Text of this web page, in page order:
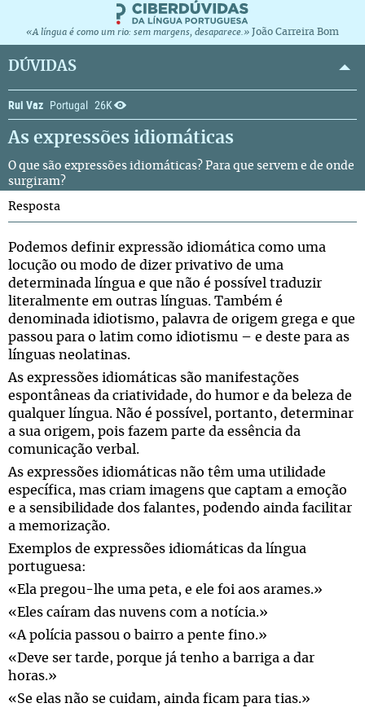
«A língua é como um rio: sem margens, desaparece.» João Carreira Bom
DÚVIDAS
Rui Vaz Portugal 26K
As expressões idiomáticas
O que são expressões idiomáticas? Para que servem e de onde
surgiram?
Resposta
Podemos definir expressão idiomática como uma
locução ou modo de dizer privativo de uma
determinada língua e que não é possível traduzir
literalmente em outras línguas. Também é
denominada idiotismo, palavra de origem grega e que
passou para o latim como idiotismu – e deste para as
línguas neolatinas.
As expressões idiomáticas são manifestações
espontâneas da criatividade, do humor e da beleza de
qualquer língua. Não é possível, portanto, determinar
a sua origem, pois fazem parte da essência da
comunicação verbal.
As expressões idiomáticas não têm uma utilidade
específica, mas criam imagens que captam a emoção
e a sensibilidade dos falantes, podendo ainda facilitar
a memorização.
Exemplos de expressões idiomáticas da língua
portuguesa:
«Ela pregou-lhe uma peta, e ele foi aos arames.»
«Eles caíram das nuvens com a notícia.»
«A polícia passou o bairro a pente fino.»
«Deve ser tarde, porque já tenho a barriga a dar
horas.»
«Se elas não se cuidam, ainda ficam para tias.»